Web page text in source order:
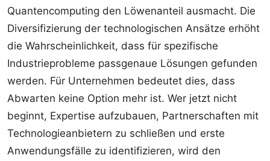
Quantencomputing den Löwenanteil ausmacht. Die
Diversifizierung der technologischen Ansätze erhöht
die Wahrscheinlichkeit, dass für spezifische
Industrieprobleme passgenaue Lösungen gefunden
werden. Für Unternehmen bedeutet dies, dass
Abwarten keine Option mehr ist. Wer jetzt nicht
beginnt, Expertise aufzubauen, Partnerschaften mit
Technologieanbietern zu schließen und erste
Anwendungsfälle zu identifizieren, wird den